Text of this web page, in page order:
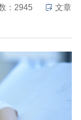
： 2945
文章